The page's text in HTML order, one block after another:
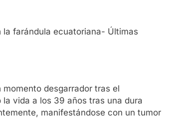
desgarrador tras el
vida a los 39 años tras una dura
manifestándose con un tumor